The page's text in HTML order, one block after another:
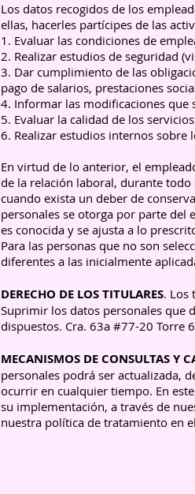
Los datos recogidos de los
ellas, hacerles partícipes de las
1. Evaluar las condiciones de
2. Realizar estudios de seguridad
3. Dar cumplimiento de las
pago de salarios, prestaciones
4. Informar las modificaciones que
5. Evaluar la calidad de los
6. Realizar estudios internos
En virtud de lo anterior, el
de la relación laboral, durante
cuando exista un deber de
personales se otorga por parte del
es conocida y se ajusta a lo
Para las personas que no son
diferentes a las inicialmente
DERECHO DE LOS TITULARES. Los
Suprimir los datos personales que
dispuestos. Cra. 63a #77-20 Torre
MECANISMOS DE CONSULTAS Y
personales podrá ser actualizada,
ocurrir en cualquier tiempo. En
su implementación, a través de
nuestra política de tratamiento en